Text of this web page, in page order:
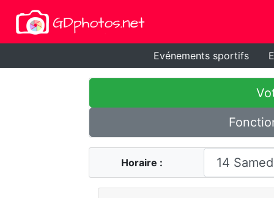
Evénements sportifs
Horaire :